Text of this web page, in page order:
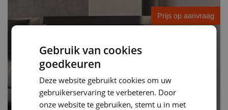
Prijs op aanvraag
Gebruik van cookies
goedkeuren
Deze website gebruikt cookies om uw
gebruikerservaring te verbeteren. Door
onze website te gebruiken, stemt u in met